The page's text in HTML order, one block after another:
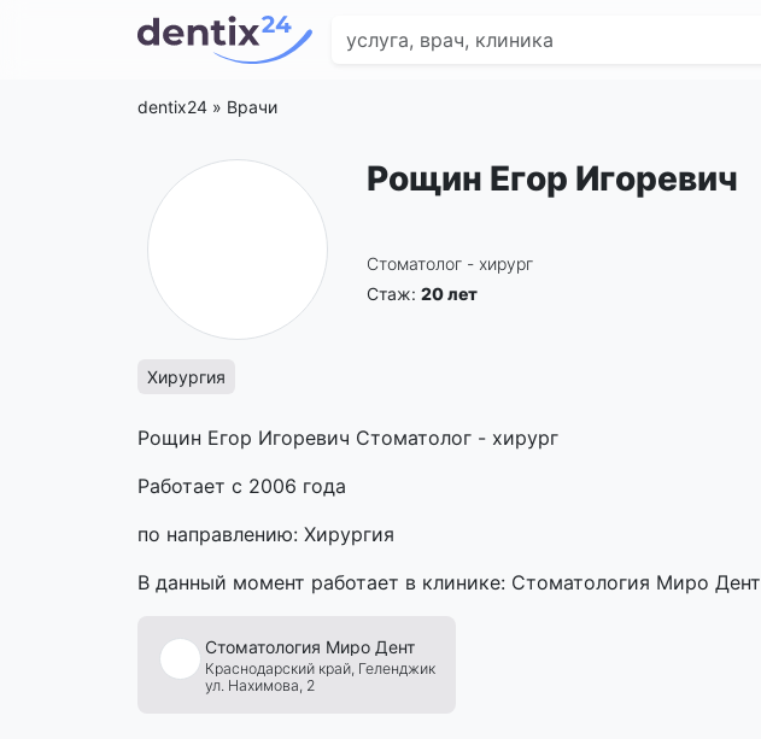
dentix24 » Врачи
Рощин Егор Игоревич
Стоматолог - хирург
Стаж: 20 лет
Хирургия
Рощин Егор Игоревич Стоматолог - хирург
Работает с 2006 года
по направлению: Хирургия
В данный момент работает в клинике: Стоматология Миро Дент
Стоматология Миро Дент
Краснодарский край, Геленджик
ул. Нахимова, 2